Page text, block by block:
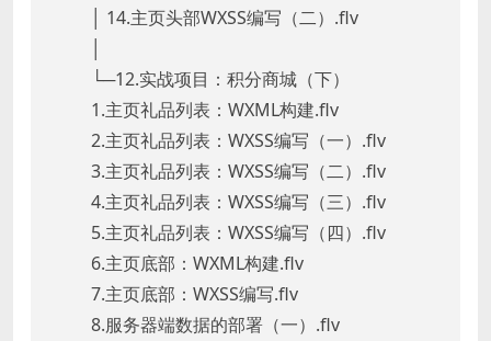
│ 14.主页头部WXSS编写（二）.flv
└─12.实战项目：积分商城（下）
1.主页礼品列表：WXML构建.flv
2.主页礼品列表：WXSS编写（一）.flv
3.主页礼品列表：WXSS编写（二）.flv
4.主页礼品列表：WXSS编写（三）.flv
5.主页礼品列表：WXSS编写（四）.flv
6.主页底部：WXML构建.flv
7.主页底部：WXSS编写.flv
8.服务器端数据的部署（一）.flv